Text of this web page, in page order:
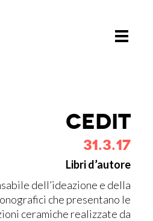
Toggle
Toggle
CE­DIT
31.3.17
Libri d’autore
dell’ideazione e della
che presentano le
ceramiche realizzate da